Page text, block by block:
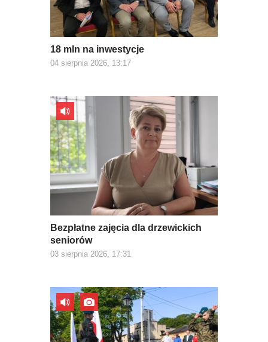
18 mln na inwestycje
04 sierpnia 2026, 13:17
Bezpłatne zajęcia dla drzewickich
seniorów
03 sierpnia 2026, 17:31